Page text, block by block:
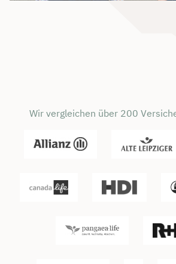
Wir vergleichen über 200